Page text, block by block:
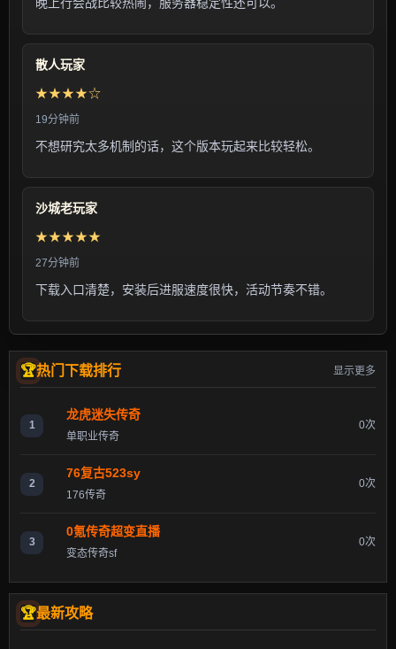
散人玩家
★★★★☆
19分钟前
不想研究太多机制的话，这个版本玩起来比较轻松。
沙城老玩家
★★★★★
27分钟前
下载入口清楚，安装后进服速度很快，活动节奏不错。
热门下载排行 显示更多
1
龙虎迷失传奇
单职业传奇
0次
2
76复古523sy
176传奇
0次
3
0氪传奇超变直播
变态传奇sf
0次
最新攻略